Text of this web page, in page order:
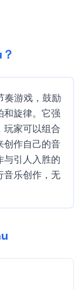
奏游戏，鼓励
和旋律。它强
玩家可以组合
创作自己的音
与引人入胜的
音乐创作，无